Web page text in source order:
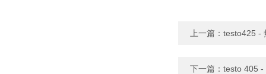
上一篇： testo425 -
下一篇： testo 405 -